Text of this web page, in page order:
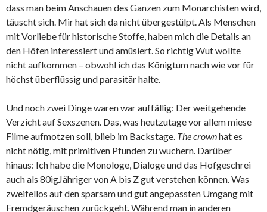
dass man beim Anschauen des Ganzen zum Monarchisten wird,
täuscht sich. Mir hat sich da nicht übergestülpt. Als Menschen
mit Vorliebe für historische Stoffe, haben mich die Details an
den Höfen interessiert und amüsiert. So richtig Wut wollte
nicht aufkommen – obwohl ich das Königtum nach wie vor für
höchst überflüssig und parasitär halte.
Und noch zwei Dinge waren war auffällig: Der weitgehende
Verzicht auf Sexszenen. Das, was heutzutage vor allem miese
Filme aufmotzen soll, blieb im Backstage. The crownhat es
nicht nötig, mit primitiven Pfunden zu wuchern. Darüber
hinaus: Ich habe die Monologe, Dialoge und das Hofgeschrei
auch als 80igJähriger von A bis Z gut verstehen können. Was
zweifellos auf den sparsam und gut angepassten Umgang mit
Fremdgeräuschen zurückgeht. Während man in anderen